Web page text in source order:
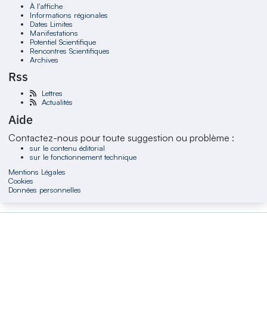
À l'affiche
Informations régionales
Dates Limites
Manifestations
Potentiel Scientifique
Rencontres Scientifiques
Archives
Rss
Lettres
Actualités
Aide
Contactez-nous pour toute suggestion ou problème :
sur le contenu éditorial
sur le fonctionnement technique
Mentions Légales
Cookies
Données personnelles